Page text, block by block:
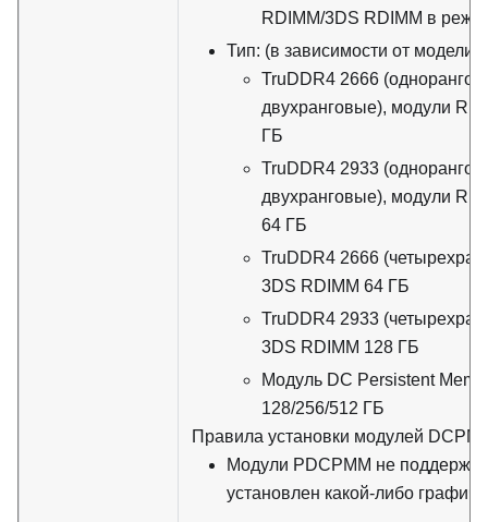
RDIMM/3DS RDIMM в
Тип: (в зависимости от модели)
TruDDR4 2666
двухранговые), модули
ГБ
TruDDR4 2933
двухранговые), модули
64 ГБ
TruDDR4 2666
3DS RDIMM 64 ГБ
TruDDR4 2933
3DS RDIMM 128 ГБ
Модуль DC Persistent
128/256/512 ГБ
Правила установки модулей
Модули PDCPMM не
установлен какой-либо